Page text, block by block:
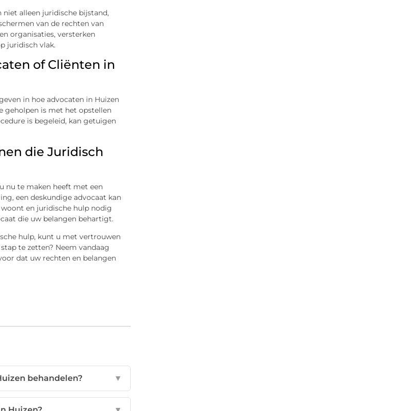
niet alleen juridische bijstand,
van de rechten van
organisaties, versterken
juridisch vlak.
of Cliënten in
in hoe advocaten in Huizen
geholpen is met het opstellen
is begeleid, kan getuigen
die Juridisch
nu te maken heeft met een
een deskundige advocaat kan
en juridische hulp nodig
die uw belangen behartigt.
hulp, kunt u met vertrouwen
te zetten? Neem vandaag
dat uw rechten en belangen
behandelen? ▼